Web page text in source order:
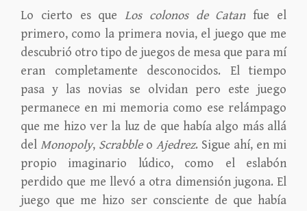
Lo cierto es queLos colonos de Catanfue el
primero, como la primera novia, el juego que me
descubrió otro tipo de juegos de mesa que para mí
eran completamente desconocidos. El tiempo
pasa y las novias se olvidan pero este juego
permanece en mi memoria como ese relámpago
que me hizo ver la luz de que había algo más allá
del Monopoly, Scrabbleo Ajedrez. Sigue ahí, en mi
propio imaginario lúdico, como el eslabón
perdido que me llevó a otra dimensión jugona. El
juego que me hizo ser consciente de que había